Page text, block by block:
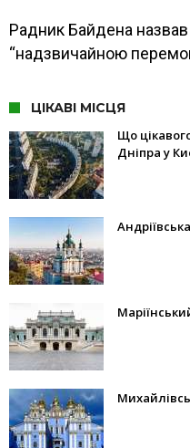
Радник Байдена
“надзвичайною
ЦІКАВІ МІСЦЯ
Що
Дніпра у